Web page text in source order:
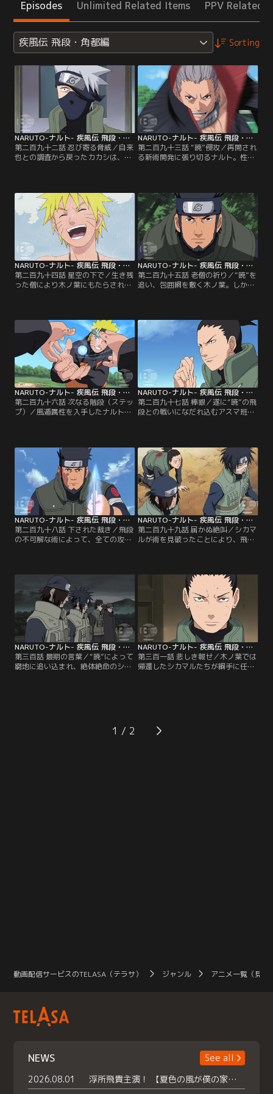
Episodes Unlimited Related Items PPV Related
疾風伝 飛段・角都編 Sorting
NARUTO-ナルト- 疾風伝 飛段・角都編 第292話
第二百九十二話 忍び寄る脅威／自来
也との調査から戻ったカカシは、綱
頃、雷の国の雲隠れの里では飛段と
角都による二尾狩りが終盤を迎えつ
つあった。【提供：バンダイチャン
ネル】
NARUTO-ナルト- 疾風伝 飛段・角都編 第293話
第二百九十三話 “暁”侵攻／再開され
る新術開発に張り切るナルト。性質
した飛段と角都は、九尾を求めて火
の国に向うことに。九尾のいそうな
場所をしらみつぶしにする二人が最
初に訪れたのは火ノ寺だっ
た。“暁”を迎え撃つ地陸の辿る運命
は…？【提供：バンダイチャンネ
ル】
NARUTO-ナルト- 疾風伝 飛段・角都編 第294話
第二百九十四話 星空の下で／生き残
った僧により木ノ葉にもたらされ
その頃、ナルトは滝を切る修業に懸
命に打ち込んでいた。常人では成し
得ないハードな修業を見守るサクラ
は、もはや修業では追いつけない力
の差を感じとる。【提供：バンダイ
チャンネル】
NARUTO-ナルト- 疾風伝 飛段・角都編 第295話
第二百九十五話 老僧の祈り／“暁”を
追い、包囲網を敷く木ノ葉。しかし
ていた。地陸の遺体だけが見当たら
ないことから、“暁”の目的は地陸に
かかっていた賞金ではないかと推測
するアスマたち。早速、近隣の換金
所に向かうことにする。【提供：バ
ンダイチャンネル】
NARUTO-ナルト- 疾風伝 飛段・角都編 第296話
第二百九十六話 次なる階段（ステッ
プ）／風遁属性を入手したナルトは
たことだが、カカシの言葉に背を押
され、渾身の力で打ち込んでいく。
一方、“暁”の二人は換金所で地陸を
倒した賞金を受け取っていた。同じ
く換金所に向かう木ノ葉たちの運命
は…！？【提供：バンダイチャンネ
ル】
NARUTO-ナルト- 疾風伝 飛段・角都編 第297話
第二百九十七話 棒銀／遂に“暁”の飛
段との戦いになだれ込むアスマ班。
登場し、木ノ葉勢は絶体絶命の窮地
に立たされる。撤退すら不可能と悟
り、厳しい表情で皆に作戦を言い渡
すアスマだが…。【提供：バンダイ
チャンネル】
NARUTO-ナルト- 疾風伝 飛段・角都編 第298話
第二百九十八話 下された裁き／飛段
の不可解な術によって、全ての攻撃
首縛りで飛段の動きを止めるシカマ
ルだが、その効力は長くは持たな
い。圧倒的窮地の中、飛段の術の分
析を進めるシカマルは、時間内にそ
の秘密を暴くことができるのか！？
【提供：バンダイチャンネル】
NARUTO-ナルト- 疾風伝 飛段・角都編 第299話
第二百九十九話 届かぬ絶叫／シカマ
ルが術を見破ったことにより、飛段
る木ノ葉たちの前で、今まで静観を
決め込んでいた角都が参戦を宣言す
る。賞金首を狩りにかかるノーダメ
ージの“暁”二人からアスマを救おう
とする木ノ葉勢だったが…。【提
供：バンダイチャンネル】
NARUTO-ナルト- 疾風伝 飛段・角都編 第300話
第三百話 最期の言葉／“暁”によって
窮地に追い込まれ、絶体絶命のシカ
り、“暁”たちは突如撤退してゆく。
だが、急所を貫かれたアスマには最
NARUTO-ナルト- 疾風伝 飛段・角都編 第301話
第三百一話 悲しき報せ／木ノ葉では
帰還したシカマルたちが綱手に任務
の助言をきっかけに思わぬヒントを
得ることになるが…。そこに、アス
1
動画配信サービスのTELASA（テラサ） ジャンル アニメ一覧（見放
NEWS
See all
2026.08.01
浮所飛貴主演！ 【夏色の風が僕の家にやってきた】 本日よりテラサで独占配信スタート！